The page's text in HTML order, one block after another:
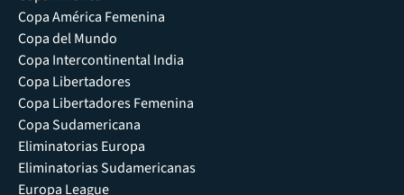
Copa América Femenina
Copa del Mundo
Copa Intercontinental India
Copa Libertadores
Copa Libertadores Femenina
Copa Sudamericana
Eliminatorias Europa
Eliminatorias Sudamericanas
Europa League